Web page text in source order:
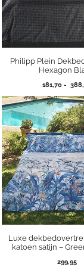
Philipp Plein
Hexagon
181,70 -
Luxe
katoen satijn –
299,95